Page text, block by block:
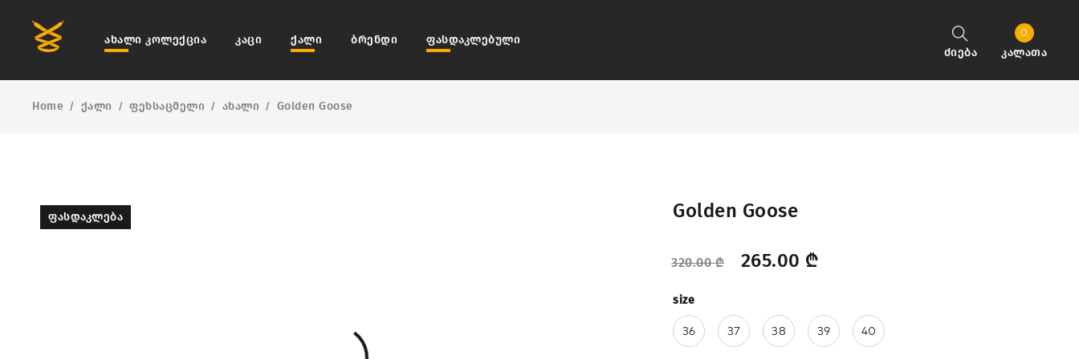
ახალი კოლექცია კაცი ქალი ბრენდი ფასდაკლებული
0
კალათა
ძიება
Home / ქალი / ფეხსაცმელი / ახალი / Golden Goose
ᲤᲐᲡᲓᲐᲙᲚᲔᲑᲐ Golden Goose
320.00₾ 265.00 ₾
size
36 37 38 39 40